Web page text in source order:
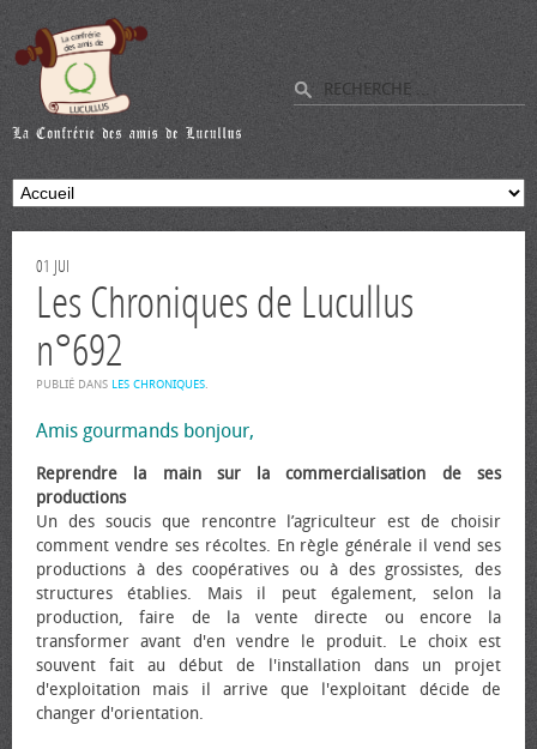
01 JUI
Les Chroniques de Lucullus
n°692
PUBLIÉ DANS LES CHRONIQUES.
Amis gourmands bonjour,
Reprendre la main sur la commercialisation de ses
productions
Un des soucis que rencontre l’agriculteur est de choisir
comment vendre ses récoltes. En règle générale il vend ses
productions à des coopératives ou à des grossistes, des
structures établies. Mais il peut également, selon la
production, faire de la vente directe ou encore la
transformer avant d'en vendre le produit. Le choix est
souvent fait au début de l'installation dans un projet
d'exploitation mais il arrive que l'exploitant décide de
changer d'orientation.